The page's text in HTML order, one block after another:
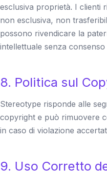
esclusiva proprietà. I clienti
non esclusiva, non
possono rivendicare la
intellettuale senza
8. Politica sul
Stereotype risponde alle
copyright e può rimuovere
in caso di violazione
9. Uso Corretto